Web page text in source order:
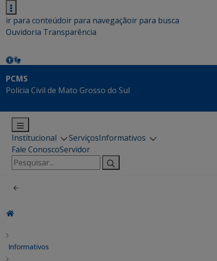
ir para conteúdoir para navegaçãoir para busca
Ouvidoria Transparência
PCMS
Polícia Civil de Mato Grosso do Sul
Institucional ServiçosInformativos
Fale ConoscoServidor
Pesquisar
por:
Informativos